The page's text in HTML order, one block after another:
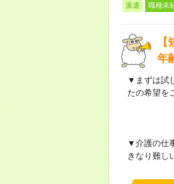
派遣 職種未
年
▼まずは試
たの希望を
▼介護の仕
きなり難し